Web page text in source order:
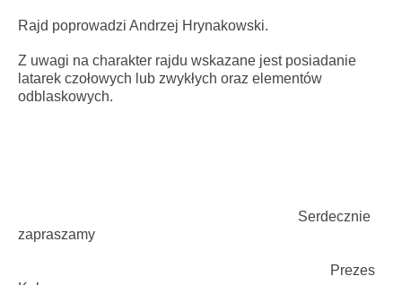
Rajd poprowadzi Andrzej Hrynakowski.
Z uwagi na charakter rajdu wskazane jest posiadanie
latarek czołowych lub zwykłych oraz elementów
odblaskowych.
Serdecznie
zapraszamy
Prezes